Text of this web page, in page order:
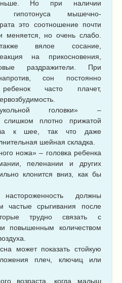
Но при наличии
гипотонуса мышечно-
это соотношение почти
меняется, но очень слабо.
вялое сосание,
на прикосновения,
раздражители. При
сон постоянно
ребенок часто плачет,
головки» –
слишком плотно прижатой
к шее, так что даже
шейная складка.
ножа» – головка ребенка
пеленании и других
клонится вниз, как бы
должны
частые срыгивания после
трудно связать с
повышенным количеством
может показать стойкую
плеч, ключиц или
возраста, когда малыш